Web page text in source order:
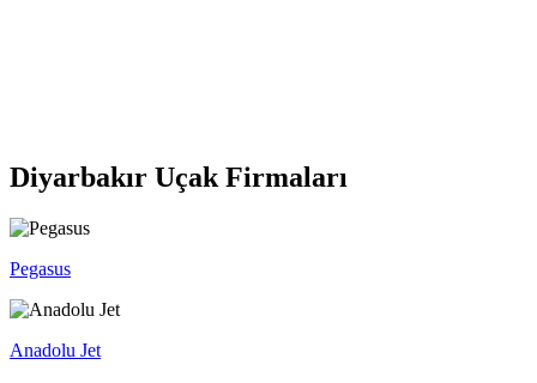
Diyarbakır Uçak Firmaları
Pegasus
Anadolu Jet